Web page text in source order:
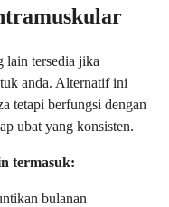
lain tersedia jika
anda. Alternatif ini
tetapi berfungsi dengan
ubat yang konsisten.
termasuk:
bulanan